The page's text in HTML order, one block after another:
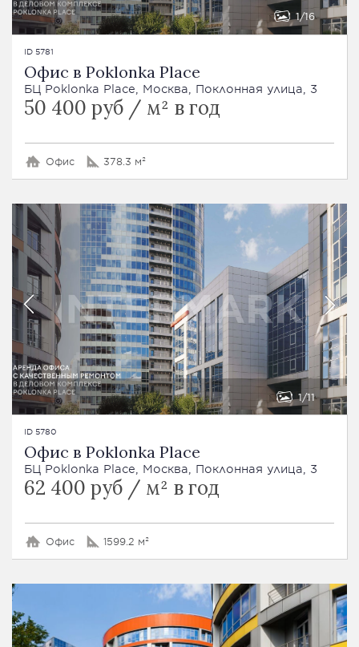
1 16
ID 5781
Офис в Poklonka Place
БЦ Poklonka Place, Москва, Поклонная улица, 3
50 400 руб / м² в год
Офис 378.3 м²
1 11
ID 5780
Офис в Poklonka Place
БЦ Poklonka Place, Москва, Поклонная улица, 3
62 400 руб / м² в год
Офис 1599.2 м²